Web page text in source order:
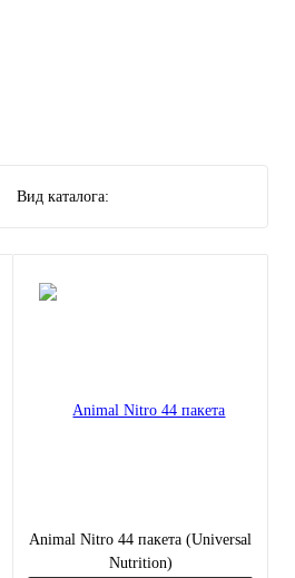
Вид каталога:
Animal Nitro 44 пакета (Universal
Nutrition)